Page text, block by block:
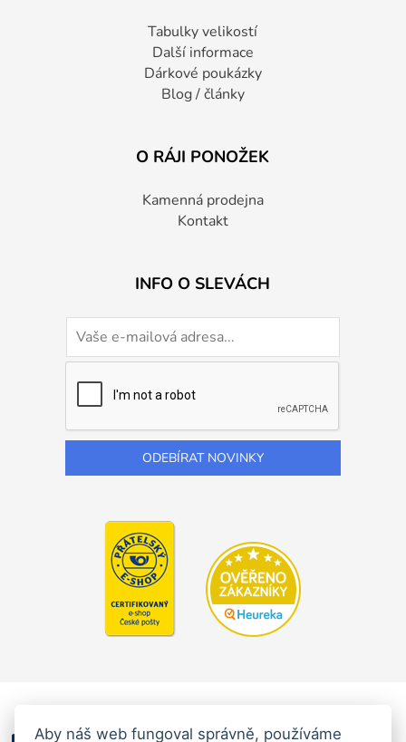
Tabulky velikostí
Další informace
Dárkové poukázky
Blog / články
O RÁJI PONOŽEK
Kamenná prodejna
Kontakt
INFO O SLEVÁCH
Aby náš web fungoval správně, používáme